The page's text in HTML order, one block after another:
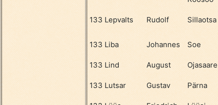
133 Lepvalts Rudolf Sillaotsa
133 Liba Johannes Soe
133 Lind August Ojasaare
133 Lutsar Gustav Pärna